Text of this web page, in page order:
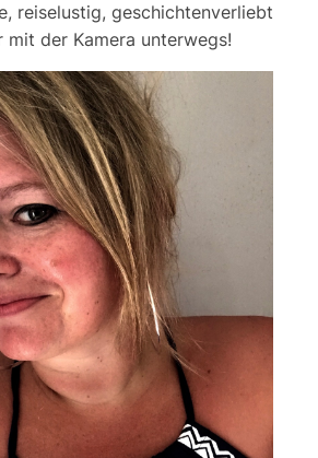
reiselustig, geschichtenverliebt
mit der Kamera unterwegs!